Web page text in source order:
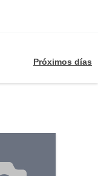
Próximos días